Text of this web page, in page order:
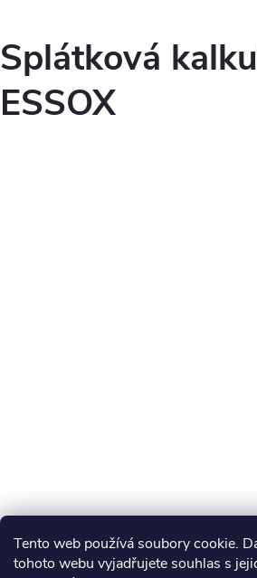
Tento web používá soubory cookie.
tohoto webu vyjadřujete souhlas s
Splátková
ESSOX